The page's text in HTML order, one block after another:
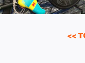
<<